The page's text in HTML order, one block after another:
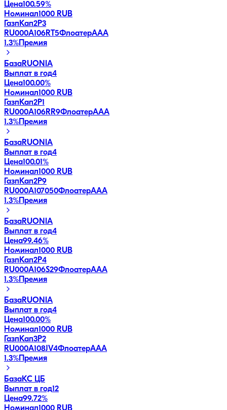
Цена100.59%
Номинал1000 RUB
ГазпКап2P3
RU000A106RT5ФлоатерAAA
1.3% Премия
БазаRUONIA
Выплат в год4
Цена100.00%
Номинал1000 RUB
ГазпКап2P1
RU000A106RR9ФлоатерAAA
1.3% Премия
БазаRUONIA
Выплат в год4
Цена100.01%
Номинал1000 RUB
ГазпКап2P9
RU000A107050ФлоатерAAA
1.3% Премия
БазаRUONIA
Выплат в год4
Цена99.46%
Номинал1000 RUB
ГазпКап2P4
RU000A106S29ФлоатерAAA
1.3% Премия
БазаRUONIA
Выплат в год4
Цена100.00%
Номинал1000 RUB
ГазпКап3P2
RU000A108JV4ФлоатерAAA
1.3% Премия
БазаКС ЦБ
Выплат в год12
Цена99.72%